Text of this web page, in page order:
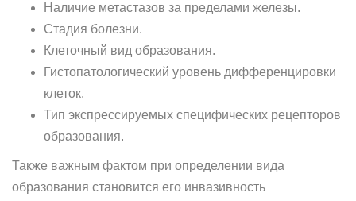
Наличие метастазов за пределами железы.
Стадия болезни.
Клеточный вид образования.
Гистопатологический уровень дифференцировки
клеток.
Тип экспрессируемых специфических рецепторов
образования.
Также важным фактом при определении вида
образования становится его инвазивность